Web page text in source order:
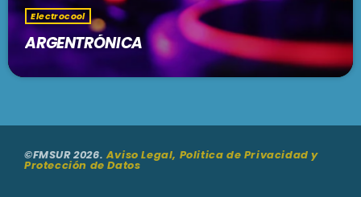
Electrocool
ARGENTRÓNICA
©FMSUR 2026.Aviso Legal, Politica de Privacidad y
Protección de Datos